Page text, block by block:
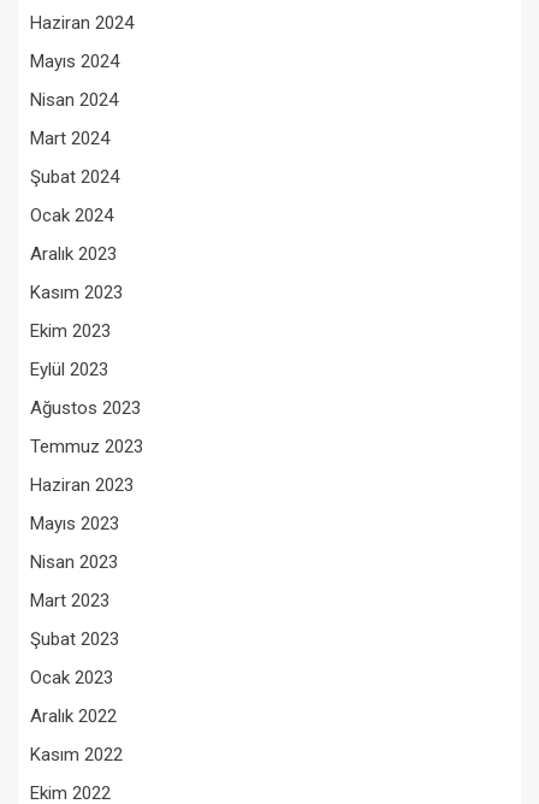
Haziran 2024
Mayıs 2024
Nisan 2024
Mart 2024
Şubat 2024
Ocak 2024
Aralık 2023
Kasım 2023
Ekim 2023
Eylül 2023
Ağustos 2023
Temmuz 2023
Haziran 2023
Mayıs 2023
Nisan 2023
Mart 2023
Şubat 2023
Ocak 2023
Aralık 2022
Kasım 2022
Ekim 2022